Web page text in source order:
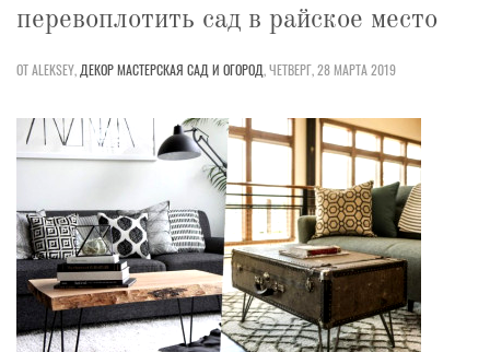
перевоплотить сад в райское место
ОТ ALEKSEY, ДЕКОРМАСТЕРСКАЯ САД И ОГОРОД,ЧЕТВЕРГ, 28 МАРТА 2019